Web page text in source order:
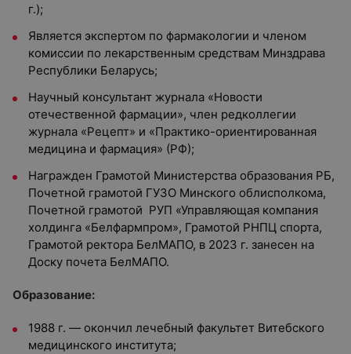
г.);
Является экспертом по фармакологии и членом
комиссии по лекарственным средствам Минздрава
Республики Беларусь;
Научный консультант журнала «Новости
отечественной фармации», член редколлегии
журнала «Рецепт» и «Практико-ориентированная
медицина и фармация» (РФ);
Награжден Грамотой Министерства образования РБ,
Почетной грамотой ГУЗО Минского облисполкома,
Почетной грамотой РУП «Управляющая компания
холдинга «Белфармпром», Грамотой РНПЦ спорта,
Грамотой ректора БелМАПО, в 2023 г. занесен на
Доску почета БелМАПО.
Образование:
1988 г. — окончил лечебный факультет Витебского
медицинского института;